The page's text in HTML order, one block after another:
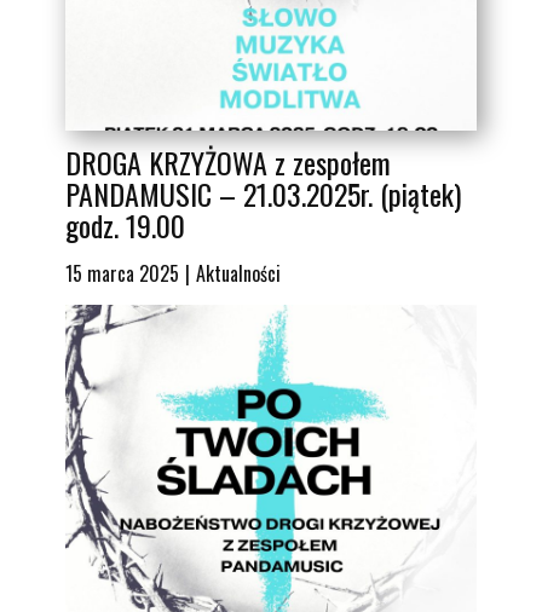
DROGA KRZYŻOWA z zespołem
PANDAMUSIC – 21.03.2025r. (piątek)
godz. 19.00
15 marca 2025 Aktualności